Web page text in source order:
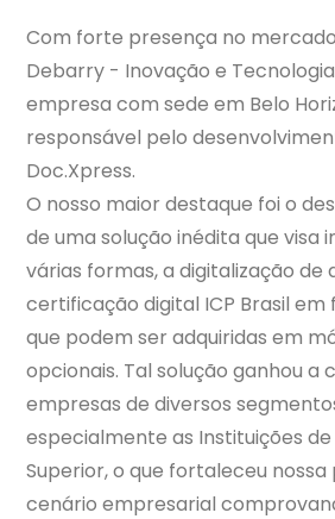
Com forte presença no
Debarry - Inovação e
empresa com sede em Belo
responsável pelo
Doc.Xpress.
O nosso maior destaque foi o
de uma solução inédita que visa
várias formas, a digitalização de
certificação digital ICP Brasil
que podem ser adquiridas em
opcionais. Tal solução ganhou a
empresas de diversos
especialmente as Instituições de
Superior, o que fortaleceu nossa
cenário empresarial